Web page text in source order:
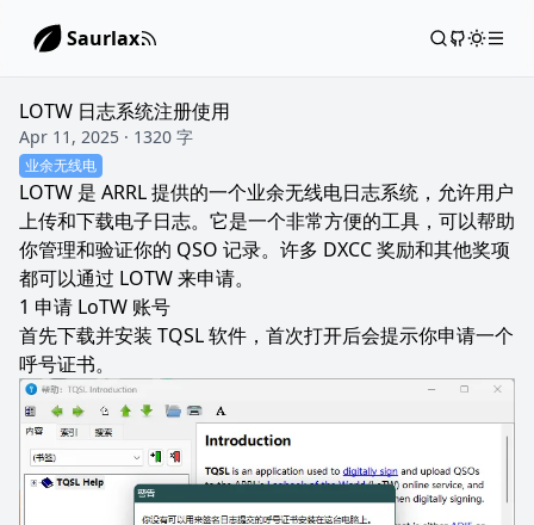
Saurlax
LOTW 日志系统注册使用
Apr 11, 2025 · 1320 字
业余无线电
LOTW 是 ARRL 提供的一个业余无线电日志系统，允许用户
上传和下载电子日志。它是一个非常方便的工具，可以帮助
你管理和验证你的 QSO 记录。许多 DXCC 奖励和其他奖项
都可以通过 LOTW 来申请。
申请 LoTW 账号
首先下载并安装 TQSL软件，首次打开后会提示你申请一个
呼号证书。